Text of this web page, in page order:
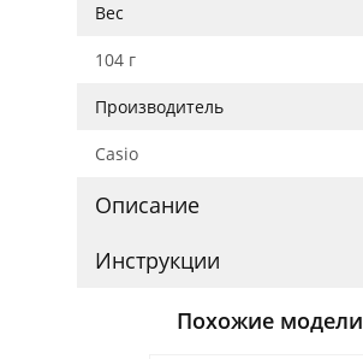
Вес
104 г
Производитель
Casio
Описание
Инструкции
Похожие модели